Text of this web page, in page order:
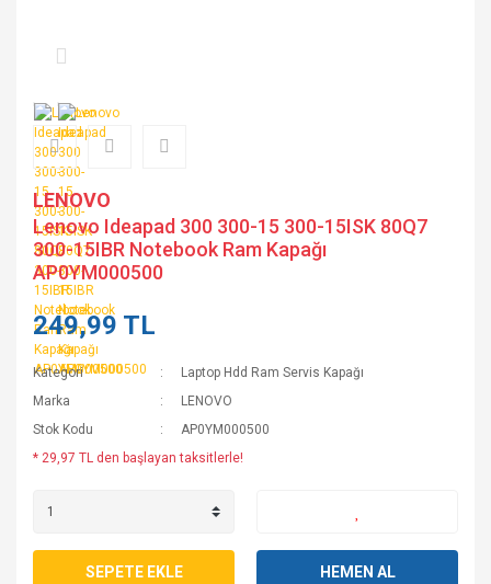
LENOVO
Lenovo Ideapad 300 300-15 300-15ISK 80Q7
300-15IBR Notebook Ram Kapağı
AP0YM000500
249,99 TL
Kategori
Laptop Hdd Ram Servis Kapağı
Marka
LENOVO
Stok Kodu
AP0YM000500
* 29,97 TL den başlayan taksitlerle!
SEPETE EKLE HEMEN AL